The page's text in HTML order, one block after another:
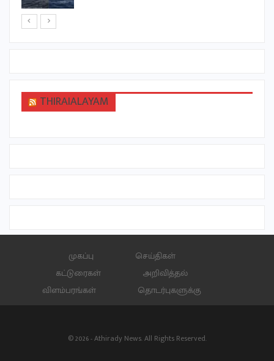
THIRAIALAYAM
முகப்பு
செய்திகள்
கட்டுரைகள்
அறிவித்தல்
விளம்பரங்கள்
தொடர்புகளுக்கு
© 2026 - Athirady News. All Rights Reserved.